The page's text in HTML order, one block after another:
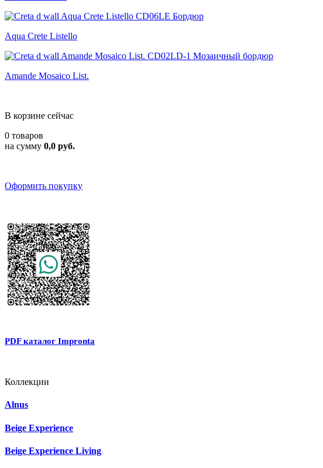
Aqua Crete Listello
Amande Mosaico List.
В корзине сейчас
0 товаров
на сумму 0,0 руб.
Оформить покупку
PDF каталог Impronta
Коллекции
Alnus
Beige Experience
Beige Experience Living